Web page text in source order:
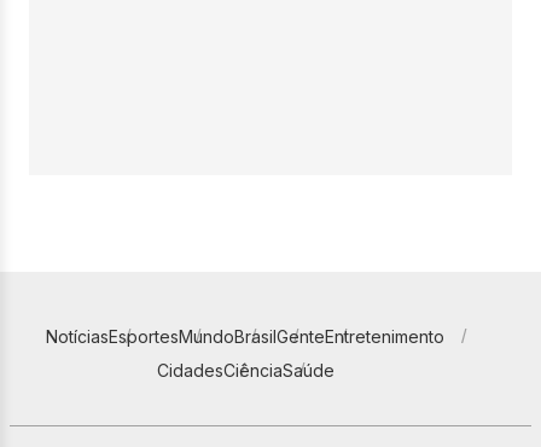
NotíciasEsportesMundoBrasilGenteEntretenimento
CidadesCiênciaSaúde